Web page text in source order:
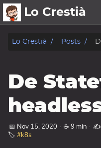
Lo Crestià
posts
fotos
charlas
oss
Lo Crestià Posts
De
📅 Nov 15, 2020 · ☕ 9 min · ✍️
🏷️ #k8s